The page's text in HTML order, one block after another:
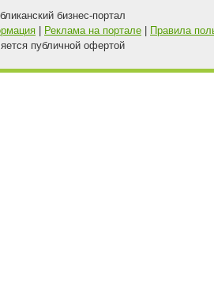
бизнес-портал
Реклама на портале
Правила
публичной офертой